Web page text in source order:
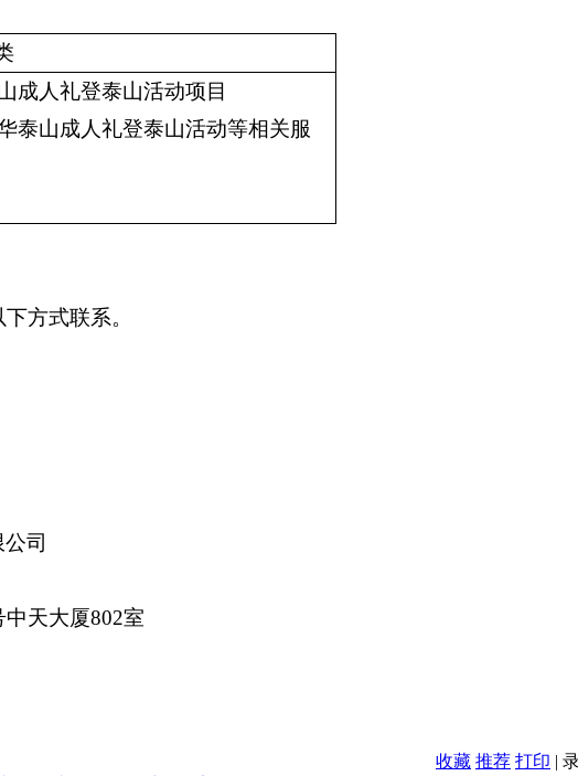
成人礼登泰山活动项目
泰山成人礼登泰山活动等相关服
方式联系。
司
中天大厦802室
收藏 推荐 打印 |